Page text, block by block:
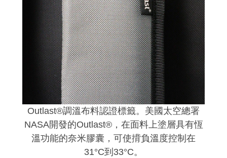
Outlast®調溫布料認證標籤。美國太空總署
NASA開發的Outlast®，在面料上塗層具有恆
溫功能的奈米膠囊，可使揹負溫度控制在
31°C到33°C。